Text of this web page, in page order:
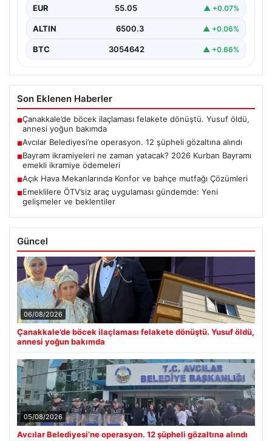
EUR 55.05 ▲ +0.07%
ALTIN 6500.3 ▲ +0.06%
BTC 3054642 ▲ +0.66%
Son Eklenen Haberler
■Çanakkale’de böcek ilaçlaması felakete dönüştü. Yusuf öldü,
annesi yoğun bakımda
■Avcılar Belediyesi’ne operasyon. 12 şüpheli gözaltına alındı
■Bayram ikramiyeleri ne zaman yatacak? 2026 Kurban Bayramı
emekli ikramiye ödemeleri
■Açık Hava Mekanlarında Konfor ve bahçe mutfağı Çözümleri
■Emeklilere ÖTV’siz araç uygulaması gündemde: Yeni
gelişmeler ve beklentiler
Güncel
06/08/2026
Çanakkale’de böcek ilaçlaması felakete dönüştü. Yusuf öldü,
annesi yoğun bakımda
05/08/2026
Avcılar Belediyesi’ne operasyon. 12 şüpheli gözaltına alındı